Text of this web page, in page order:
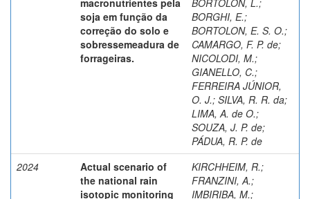
soja em função da
correção do solo e
sobressemeadura de
forrageiras.
BORGHI, E.;
BORTOLON, E. S. O.;
CAMARGO, F. P. de;
NICOLODI, M.;
GIANELLO, C.;
FERREIRA JÚNIOR,
O. J.; SILVA, R. R. da;
LIMA, A. de O.;
SOUZA, J. P. de;
PÁDUA, R. P. de
2024
Actual scenario of
the national rain
isotopic monitoring
KIRCHHEIM, R.;
FRANZINI, A.;
IMBIRIBA, M.;